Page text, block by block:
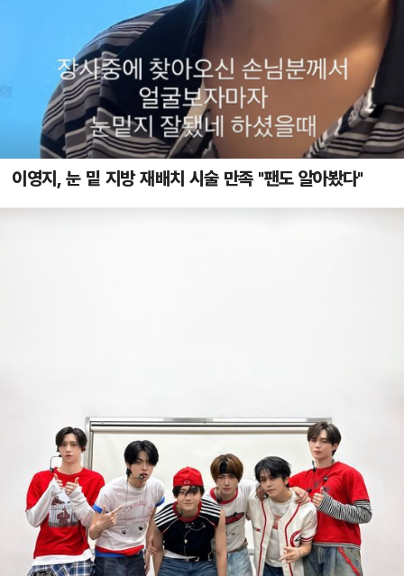
이영지, 눈 밑 지방 재배치 시술 만족 "팬도 알아봤다"